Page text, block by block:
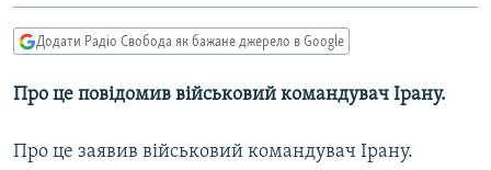
Перейти
до
КУЛЬТУРА
СПОРТ
КРИМ.РЕАЛІЇ
ТИ ЯК?
Додати Радіо Свобода як бажане джерело в Google
Про це повідомив військовий командувач Ірану.
Про це заявив військовий командувач Ірану.